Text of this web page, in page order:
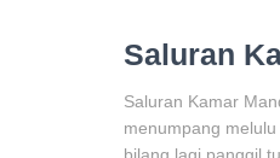
Saluran
Saluran Kamar
menumpang